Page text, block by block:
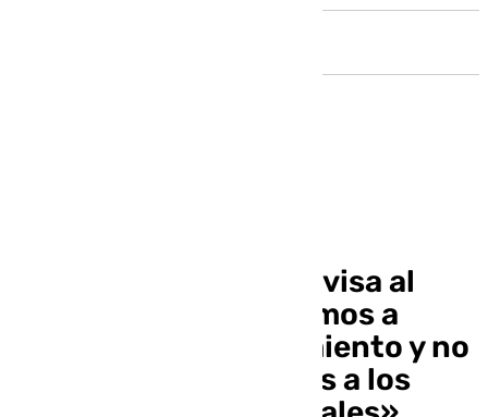
Adelante Andalucía avisa al
Partido Popular: «Vamos a
fiscalizar cada movimiento y no
permitiremos ataques a los